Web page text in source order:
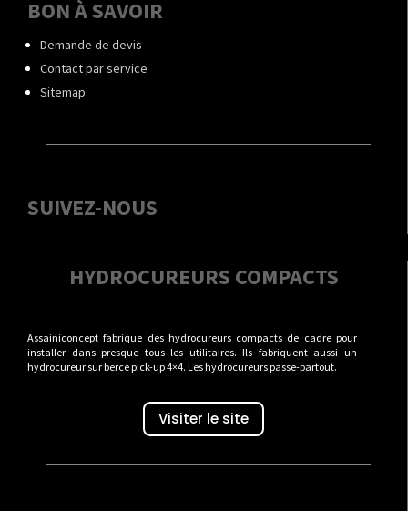
BON À SAVOIR
Demande de devis
Contact par service
Sitemap
SUIVEZ-NOUS
HYDROCUREURS COMPACTS
Assainiconcept fabrique des hydrocureurs compacts de cadre pour
installer dans presque tous les utilitaires. Ils fabriquent aussi un
hydrocureur sur berce pick-up 4×4. Les hydrocureurs passe-partout.
Visiter le site